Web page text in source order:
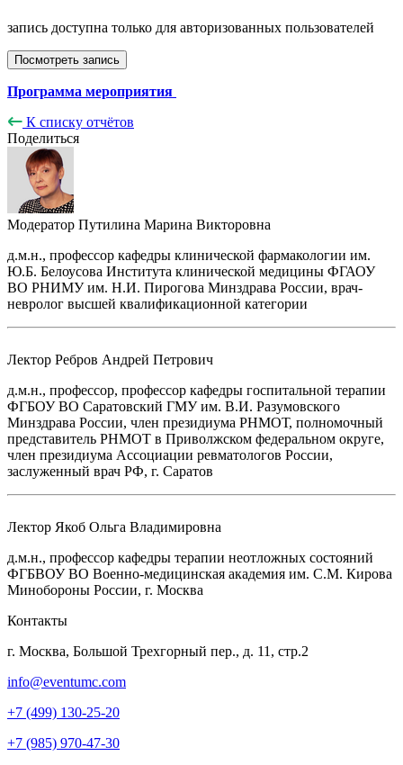
запись доступна только для авторизованных пользователей
Посмотреть запись
Программа мероприятия
К списку отчётов
Поделиться
Модератор Путилина Марина Викторовна
д.м.н., профессор кафедры клинической фармакологии им.
Ю.Б. Белоусова Института клинической медицины ФГАОУ
ВО РНИМУ им. Н.И. Пирогова Минздрава России, врач-
невролог высшей квалификационной категории
Лектор Ребров Андрей Петрович
д.м.н., профессор, профессор кафедры госпитальной терапии
ФГБОУ ВО Саратовский ГМУ им. В.И. Разумовского
Минздрава России, член президиума РНМОТ, полномочный
представитель РНМОТ в Приволжском федеральном округе,
член президиума Ассоциации ревматологов России,
заслуженный врач РФ, г. Саратов
Лектор Якоб Ольга Владимировна
д.м.н., профессор кафедры терапии неотложных состояний
ФГБВОУ ВО Военно-медицинская академия им. С.М. Кирова
Минобороны России, г. Москва
Контакты
г. Москва, Большой Трехгорный пер., д. 11, стр.2
info@eventumc.com
+7 (499) 130-25-20
+7 (985) 970-47-30